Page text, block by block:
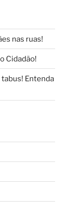
nas ruas!
Cidadão!
tabus! Entenda